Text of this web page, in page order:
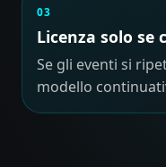
03
Licenza solo se
Se gli eventi si
modello